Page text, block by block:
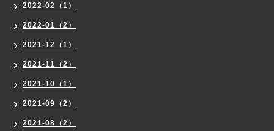
2022-02（1）
2022-01（2）
2021-12（1）
2021-11（2）
2021-10（1）
2021-09（2）
2021-08（2）